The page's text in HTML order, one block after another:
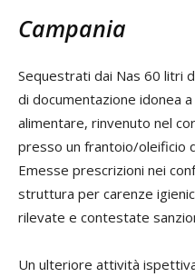
Campania
Sequestrati dai Nas 60 litri
di documentazione idonea
alimentare, rinvenuto nel
presso un frantoio/oleificio
Emesse prescrizioni nei
struttura per carenze
rilevate e contestate
Un ulteriore attività